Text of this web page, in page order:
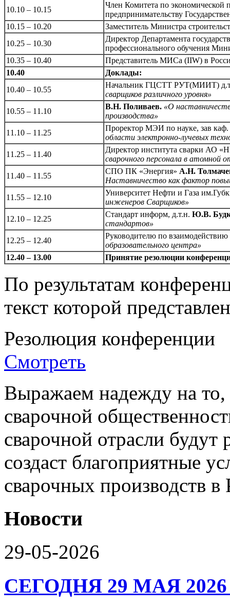
10.10 – 10.15
Член Комитета по
предпринимательству
10.15 – 10.20
Заместитель Министра
10.25 – 10.30
Директор Департамента
профессионального обучения
10.35 – 10.40
Представитель МИСа (IIW) в
10.40
Доклады:
10.40 – 10.55
Начальник ГЦСТТ РУТ(МИИТ)
сварщиков различного уровня»
10.55 – 11.10
В.Н. Поливаев. «О
производства»
11.10 – 11.25
Проректор МЭИ по науке, зав
области электронно-лучевых
11.25 – 11.40
Директор института сварки
сварочного персонала в атомной
11.40 – 11.55
СПО ПК «Энергия» А.Н.
Наставничество как фактор
11.55 – 12.10
Университет Нефти и Газа
инженеров Сварщиков»
12.10 – 12.25
Стандарт информ, д.т.н. Ю.В.
стандартов»
12.25 – 12.40
Руководителю по
образовательного центра»
12.40 – 13.00
Принятие резолюции
По результатам
текст которой
Резолюция конференции
Смотреть
Выражаем надежду на то,
сварочной
сварочной отрасли
создаст благоприятные
сварочных производств в
Новости
29-05-2026
СЕГОДНЯ 29 МАЯ